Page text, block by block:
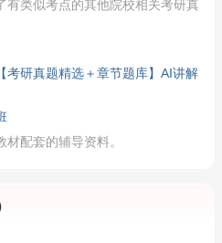
有类似考点的其他院校相关考研真
考研真题精选＋章节题库】AI讲解
配套的辅导资料。